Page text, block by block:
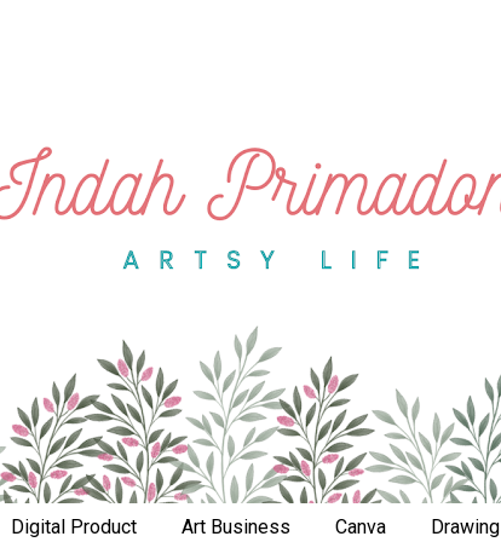
Digital Product Art Business Canva Drawing